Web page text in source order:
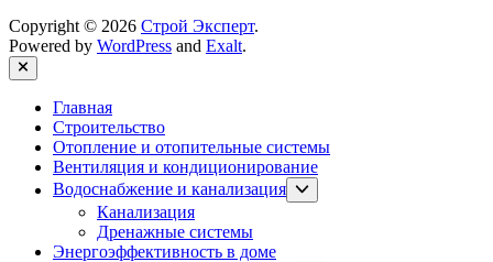
Copyright © 2026 Строй Эксперт.
Powered by WordPress and Exalt.
Close
Главная
Строительство
Отопление и отопительные системы
Вентиляция и кондиционирование
Водоснабжение и канализация
Show
sub
Канализация
Дренажные системы
Энергоэффективность в доме